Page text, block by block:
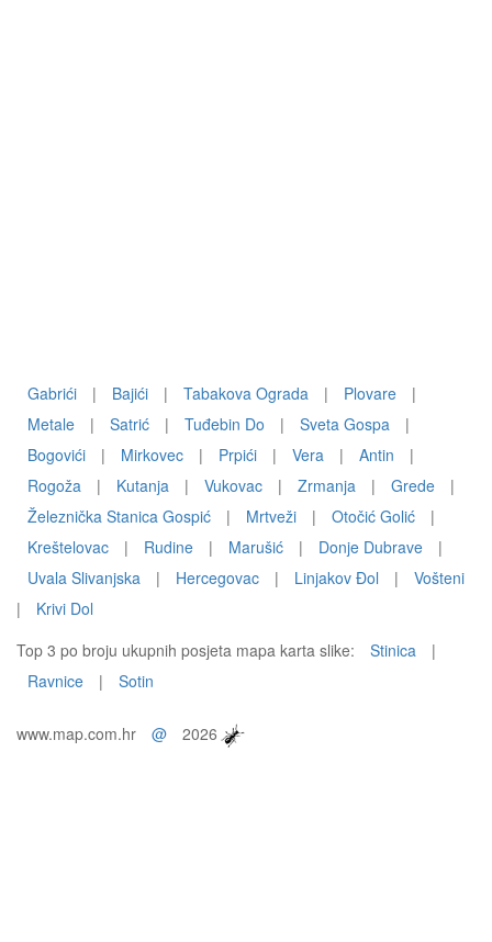
Gabrići | Bajići | Tabakova Ograda | Plovare
|
Metale
| Satrić | Tuđebin Do | Sveta Gospa
|
Bogovići
| Mirkovec | Prpići | Vera | Antin
|
Rogoža
| Kutanja | Vukovac | Zrmanja | Grede
|
Železnička Stanica Gospić
| Mrtveži | Otočić Golić
|
Kreštelovac
| Rudine | Marušić | Donje Dubrave
|
Uvala Slivanjska
| Hercegovac | Linjakov Ðol |
Vošteni
|
Krivi Dol
Top 3 po broju ukupnih posjeta mapa karta slike:
Stinica
|
Ravnice
| Sotin
www.map.com.hr @ 2026